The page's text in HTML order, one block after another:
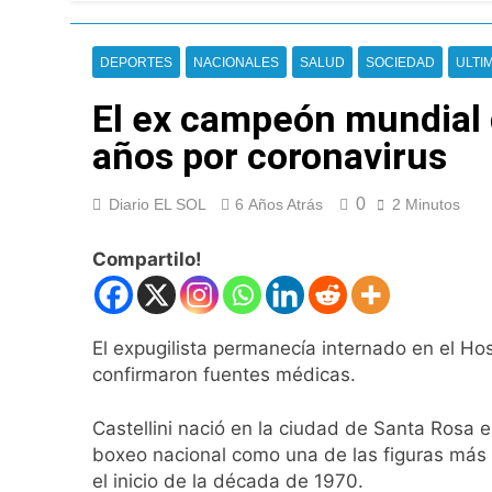
1 Hora Atrás
La Línea 148
La Municipalidad
1 Hora Atrás
Transporte: un
3 Horas Atrás
Marcha al
7 Horas Atrás
8 Horas Atrás
Senado debate el
Día del Cirujano
10 Horas Atrás
DEPORTES NACIONALES SALUD SOCIEDAD
El ex campeón
años por coronavirus
Diario EL SOL 6 Años Atrás 0 2 Minutos
Compartilo!
El expugilista permanecía internado en el
confirmaron fuentes médicas.
Castellini nació en la ciudad de Santa Rosa
boxeo nacional como una de las figuras
el inicio de la década de 1970.